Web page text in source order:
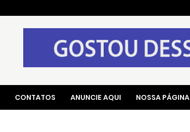
CONTATOS ANUNCIE AQUI NOSSA PÁGINA